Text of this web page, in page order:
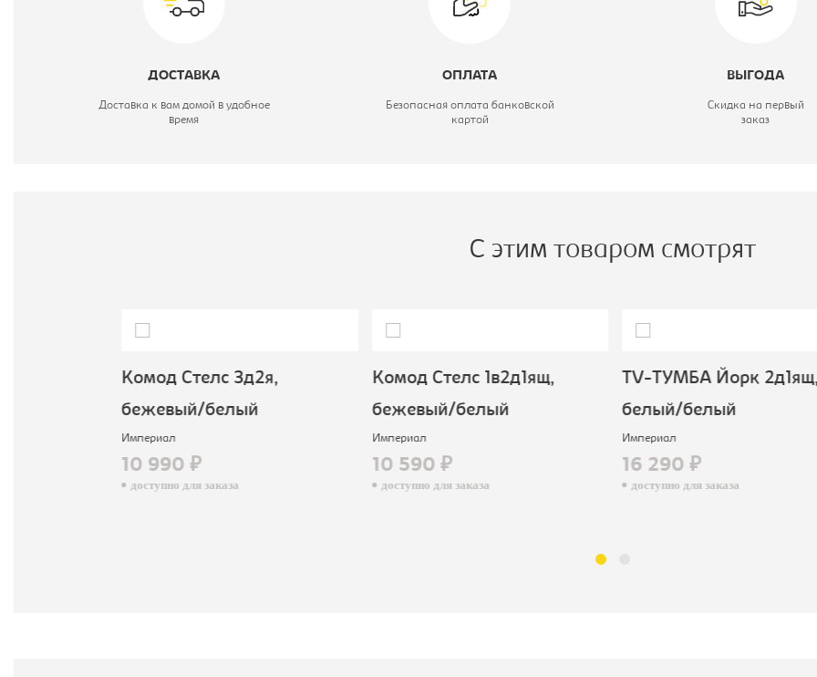
ДОСТАВКА
Доставка к вам домой в удобное
время
ОПЛАТА
Безопасная оплата банковской
картой
ВЫГОДА
Скидка на первый
заказ
С этим товаром смотрят
Комод Стелс 3д2я,
бежевый/белый
Империал
10 990 ₽
доступно для заказа
Комод Стелс 1в2д1ящ,
бежевый/белый
Империал
10 590 ₽
доступно для заказа
TV-ТУМБА Йорк 2д1ящ,
белый/белый
Империал
16 290 ₽
доступно для заказа